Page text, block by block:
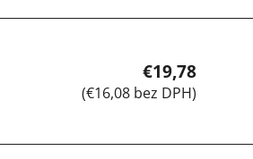
€19,78
(€16,08 bez DPH)